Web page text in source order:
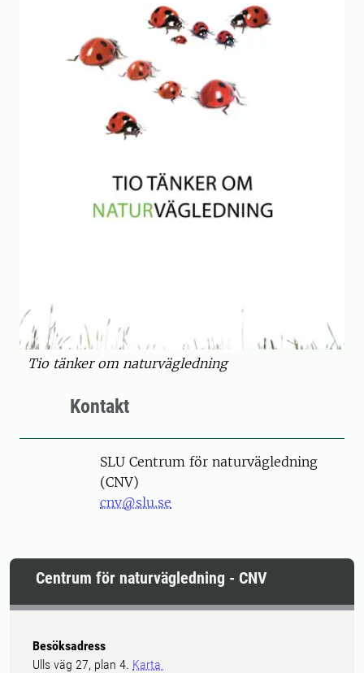
Tio tänker om naturvägledning
Kontakt
SLU Centrum för naturvägledning
(CNV)
cnv@slu.se
Centrum för naturvägledning - CNV
Besöksadress
Ulls väg 27, plan 4. Karta